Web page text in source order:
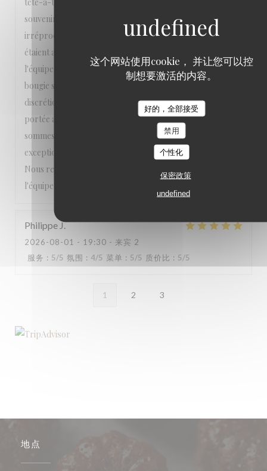
这个网站使用cookie， 并让您可以控
制想要激活的内容。
好的，全部接受
禁用
个性化
保密政策
undefined
souvenir inoubliable. L'accueil était chaleureux, le service
irréprochable, attentif sans être envahissant, et les plats
étaient aussi beaux que délicieux. Un immense merci à toute
l'équipe qui a pris en compte ma demande d'apporter une
bougie sur le dessert. Tout a été fait avec beaucoup de
discrétion et d'élégance. Ce souci du détail et cette attention
portée aux clients font vraiment la différence. Nous nous
sommes sentis choyés du début à la fin. Une expérience
exceptionnelle que nous recommandons les yeux fermés.
Nous reviendrons avec grand plaisir. Encore merci à toute
l'équipe pour cette magnifique soirée ! ⭐⭐⭐⭐⭐
Philippe J
2026-08-01 - 19:30 - 来宾 2
服务 : 5/5 氛围 : 4/5 菜单 : 5/5 质价比 : 5/5
1 2 3
地点